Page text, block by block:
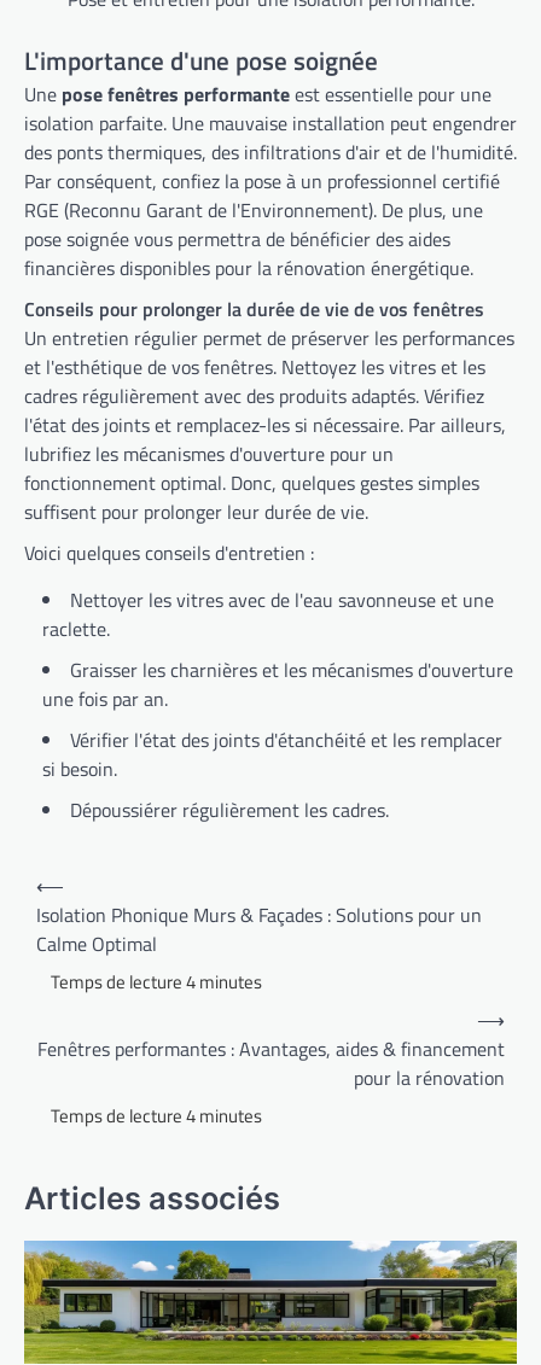
L'importance d'une pose soignée
Une pose fenêtres performanteest essentielle pour une
isolation parfaite. Une mauvaise installation peut engendrer
des ponts thermiques, des infiltrations d'air et de l'humidité.
Par conséquent, confiez la pose à un professionnel certifié
RGE (Reconnu Garant de l'Environnement). De plus, une
pose soignée vous permettra de bénéficier des aides
financières disponibles pour la rénovation énergétique.
Conseils pour prolonger la durée de vie de vos fenêtres
Un entretien régulier permet de préserver les performances
et l'esthétique de vos fenêtres. Nettoyez les vitres et les
cadres régulièrement avec des produits adaptés. Vérifiez
l'état des joints et remplacez-les si nécessaire. Par ailleurs,
lubrifiez les mécanismes d'ouverture pour un
fonctionnement optimal. Donc, quelques gestes simples
suffisent pour prolonger leur durée de vie.
Voici quelques conseils d'entretien :
Nettoyer les vitres avec de l'eau savonneuse et une
raclette.
Graisser les charnières et les mécanismes d'ouverture
une fois par an.
Vérifier l'état des joints d'étanchéité et les remplacer
si besoin.
Dépoussiérer régulièrement les cadres.
Navigation
de
l’article
⟵
Isolation Phonique Murs & Façades : Solutions pour un
Calme Optimal
Fenêtres performantes : Avantages, aides & financement
pour la rénovation
⟶
Articles associés